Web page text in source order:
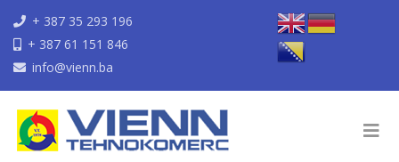
+ 387 35 293 196
+ 387 61 151 846
info@vienn.ba